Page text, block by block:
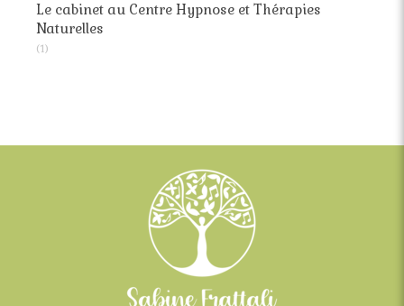
Le cabinet au Centre Hypnose et Thérapies
Naturelles
(1)